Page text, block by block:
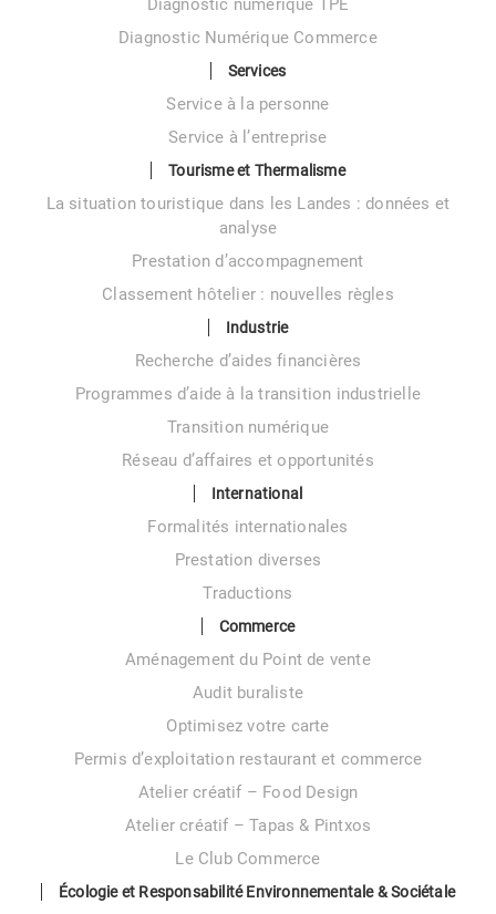
Diagnostic numérique TPE
Diagnostic Numérique Commerce
Services
Service à la personne
Service à l’entreprise
Tourisme et Thermalisme
La situation touristique dans les Landes : données et
analyse
Prestation d’accompagnement
Classement hôtelier : nouvelles règles
Industrie
Recherche d’aides financières
Programmes d’aide à la transition industrielle
Transition numérique
Réseau d’affaires et opportunités
International
Formalités internationales
Prestation diverses
Traductions
Commerce
Aménagement du Point de vente
Audit buraliste
Optimisez votre carte
Permis d’exploitation restaurant et commerce
Atelier créatif – Food Design
Atelier créatif – Tapas & Pintxos
Le Club Commerce
Écologie et Responsabilité Environnementale & Sociétale